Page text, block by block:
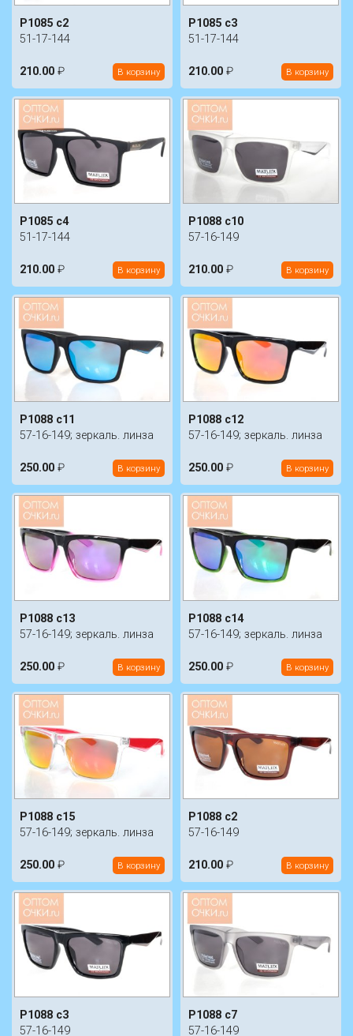
P1085 c2
51-17-144
210.00 ₽ В корзину
P1085 c3
51-17-144
210.00 ₽ В корзину
P1085 c4
51-17-144
210.00 ₽ В корзину
P1088 c10
57-16-149
210.00 ₽ В корзину
P1088 c11
57-16-149; зеркаль. линза
250.00 ₽ В корзину
P1088 c12
57-16-149; зеркаль. линза
250.00 ₽ В корзину
P1088 c13
57-16-149; зеркаль. линза
250.00 ₽ В корзину
P1088 c14
57-16-149; зеркаль. линза
250.00 ₽ В корзину
P1088 c15
57-16-149; зеркаль. линза
250.00 ₽ В корзину
P1088 c2
57-16-149
210.00 ₽ В корзину
P1088 c3
57-16-149
P1088 c7
57-16-149